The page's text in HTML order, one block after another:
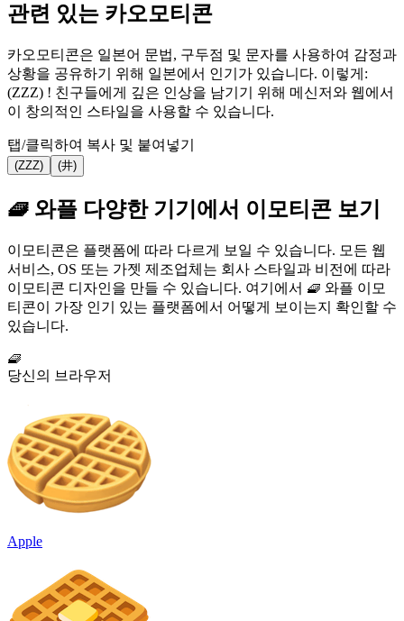
관련 있는 카오모티콘
카오모티콘은 일본어 문법, 구두점 및 문자를 사용하여 감정과
상황을 공유하기 위해 일본에서 인기가 있습니다. 이렇게:
(ZZZ) ! 친구들에게 깊은 인상을 남기기 위해 메신저와 웹에서
이 창의적인 스타일을 사용할 수 있습니다.
탭/클릭하여 복사 및 붙여넣기
(ZZZ) (井)
🧇 와플 다양한 기기에서 이모티콘 보기
이모티콘은 플랫폼에 따라 다르게 보일 수 있습니다. 모든 웹
서비스, OS 또는 가젯 제조업체는 회사 스타일과 비전에 따라
이모티콘 디자인을 만들 수 있습니다. 여기에서 🧇 와플 이모
티콘이 가장 인기 있는 플랫폼에서 어떻게 보이는지 확인할 수
있습니다.
🧇
당신의 브라우저
Apple